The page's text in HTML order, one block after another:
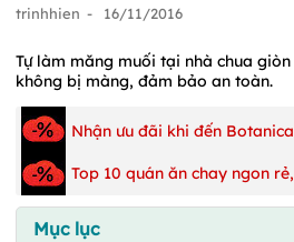
trinhhien - 16/11/2016
Tự làm măng muối tại nhà chua
không bị màng, đảm bảo an toàn.
Nhận ưu đãi khi đến Botanica
Top 10 quán ăn chay ngon
Mục lục